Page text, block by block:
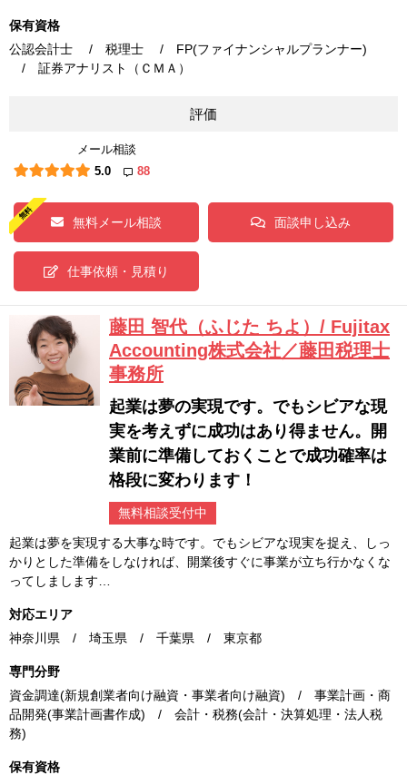
保有資格
公認会計士 / 税理士 / FP(ファイナンシャルプランナー)
/ 証券アナリスト（ＣＭＡ）
評価
メール相談
5.0
88
無料メール相談 面談申し込み
仕事依頼・見積り
藤田 智代（ふじた ちよ）/ Fujitax
Accounting株式会社／藤田税理士
事務所
起業は夢の実現です。でもシビアな現
実を考えずに成功はあり得ません。開
業前に準備しておくことで成功確率は
格段に変わります！
無料相談受付中
起業は夢を実現する大事な時です。でもシビアな現実を捉え、しっ
かりとした準備をしなければ、開業後すぐに事業が立ち行かなくな
ってしまします…
対応エリア
神奈川県 / 埼玉県 / 千葉県 / 東京都
専門分野
資金調達(新規創業者向け融資・事業者向け融資) / 事業計画・商
品開発(事業計画書作成) / 会計・税務(会計・決算処理・法人税
務)
保有資格